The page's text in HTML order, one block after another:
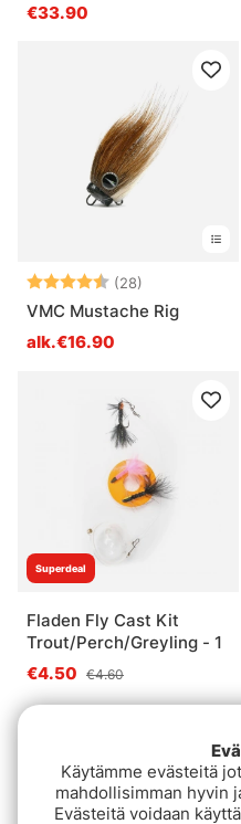
€33.90
Arvio: (28)
4.8 5:sta
VMC Mustache Rig
alk.€16.90
Superdeal
Fladen Fly Cast Kit
Trout/Perch/Greyling - 1
€4.50 €4.60
Käytämme evästeitä
mahdollisimman hyvin
Evästeitä voidaan